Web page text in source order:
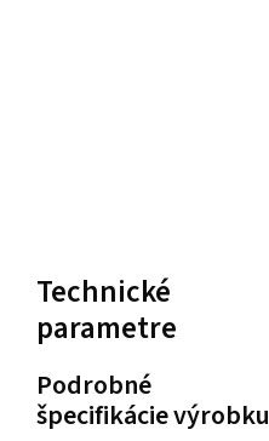
Technické
parametre
Podrobné
špecifikácie výrobku